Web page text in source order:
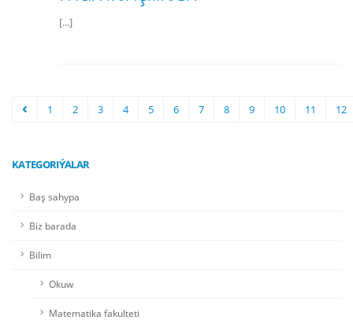
[...]
1 2 3 4 5 6 7 8 9 10 11 12
KATEGORIÝALAR
Baş sahypa
Biz barada
Bilim
Okuw
Matematika fakulteti